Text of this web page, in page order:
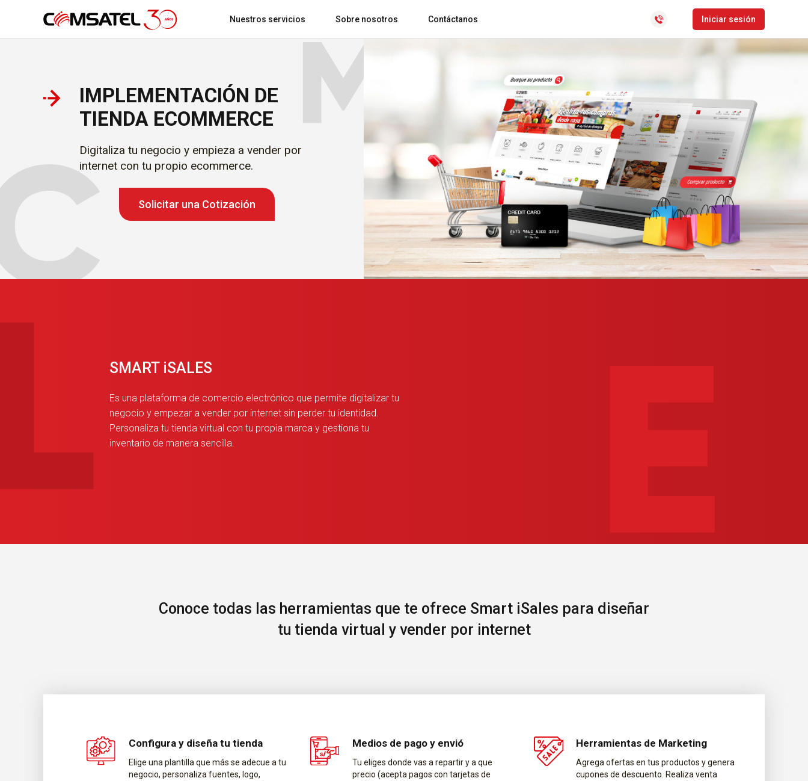
Nuestros servicios
Localización GPS y recuperación de
vehículos
Rastreo GPS, control y gestión de flotas
Video y Monitoreo Vehicular
Sobre nosotros
Acerca de comsatel Blog comsatel Preguntas frecuentes
Contáctanos Iniciar sesión
CLocator
TrackMobile
IMPLEMENTACIÓN DE
TIENDA ECOMMERCE
Digitaliza tu negocio y empieza a vender por
internet con tu propio ecommerce.
Solicitar una Cotización
SMART iSALES
Es una plataforma de comercio electrónico que permite digitalizar tu
negocio y empezar a vender por internet sin perder tu identidad.
Personaliza tu tienda virtual con tu propia marca y gestiona tu
inventario de manera sencilla.
Conoce todas las herramientas que te ofrece Smart iSales para diseñar
tu tienda virtual y vender por internet
Configura y diseña tu tienda
Elige una plantilla que más se adecue a tu
negocio, personaliza fuentes, logo,
Medios de pago y envió
Tu eliges donde vas a repartir y a que
precio (acepta pagos con tarjetas de
Herramientas de Marketing
Agrega ofertas en tus productos y genera
cupones de descuento. Realiza venta